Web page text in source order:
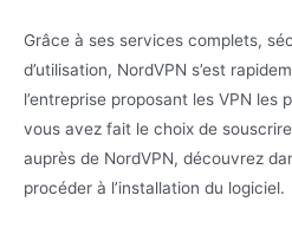
Grâce à ses services complets,
d’utilisation, NordVPN s’est
l’entreprise proposant les VPN les
vous avez fait le choix de
auprès de NordVPN, découvrez
procéder à l’installation du logiciel.